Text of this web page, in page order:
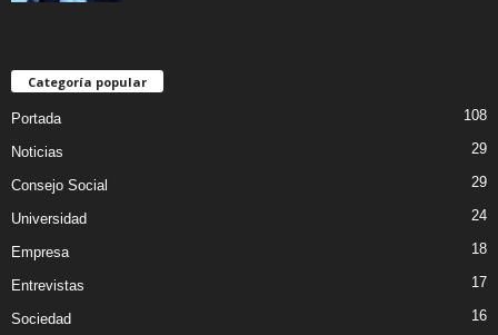
Categoría popular
Portada 108
Noticias 29
Consejo Social 29
Universidad 24
Empresa 18
Entrevistas 17
Sociedad 16